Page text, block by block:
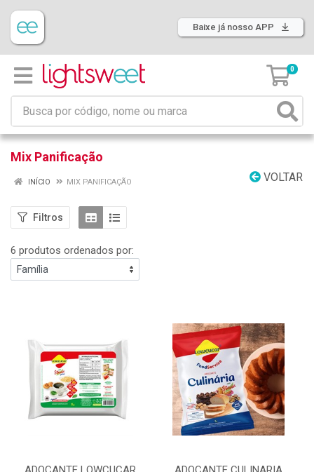
Baixe já nosso APP
0
Mix Panificação
VOLTAR
INÍCIO MIX PANIFICAÇÃO
Filtros
6 produtos ordenados por: